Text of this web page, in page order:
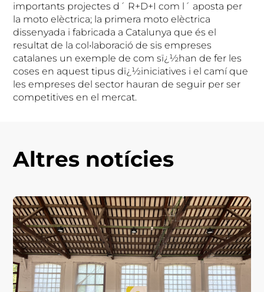
importants projectes d´ R+D+I com l´ aposta per
la moto elèctrica; la primera moto elèctrica
dissenyada i fabricada a Catalunya que és el
resultat de la col•laboració de sis empreses
catalanes un exemple de com sï¿½han de fer les
coses en aquest tipus dï¿½iniciatives i el camí que
les empreses del sector hauran de seguir per ser
competitives en el mercat.
Altres notícies